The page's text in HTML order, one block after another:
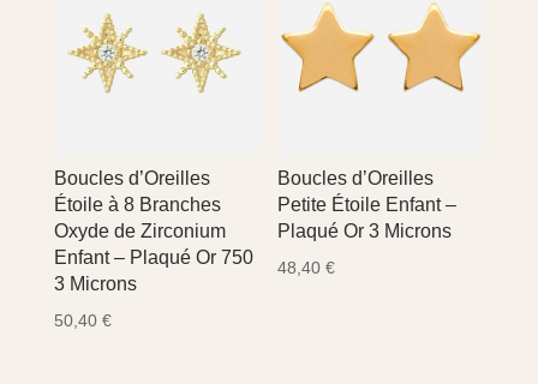
Boucles d’Oreilles
Étoile à 8 Branches
Oxyde de Zirconium
Enfant – Plaqué Or 750
3 Microns
50,40 €
Boucles d’Oreilles
Petite Étoile Enfant –
Plaqué Or 3 Microns
48,40€